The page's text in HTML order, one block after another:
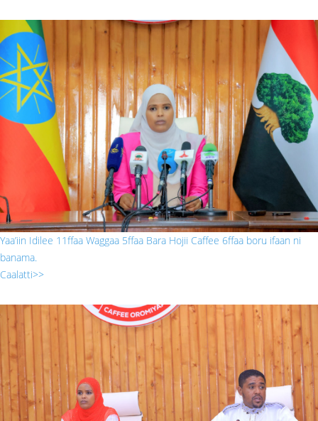
222.jpg
Yaa’iin Idilee 11ffaa Waggaa 5ffaa Bara Hojii Caffee 6ffaa boru ifaan ni
banama.
Caalatti>>
gabaasa prizidaantii.jpg